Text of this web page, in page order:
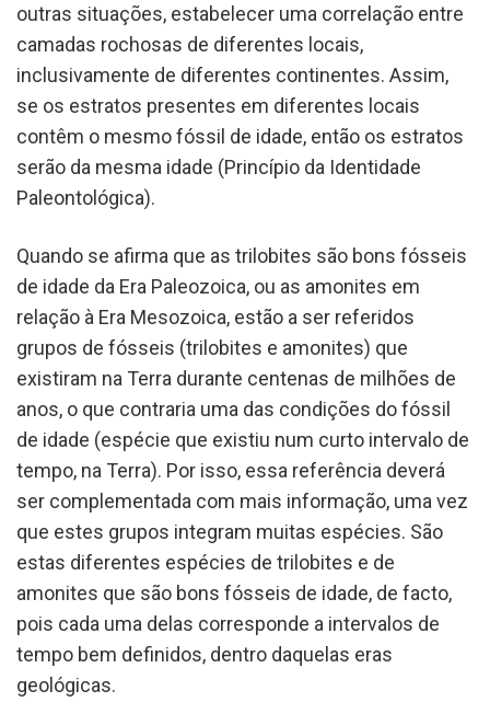
outras situações, estabelecer uma correlação entre
camadas rochosas de diferentes locais,
inclusivamente de diferentes continentes. Assim,
se os estratos presentes em diferentes locais
contêm o mesmo fóssil de idade, então os estratos
serão da mesma idade (Princípio da Identidade
Paleontológica).
Quando se afirma que as trilobites são bons fósseis
de idade da Era Paleozoica, ou as amonites em
relação à Era Mesozoica, estão a ser referidos
grupos de fósseis (trilobites e amonites) que
existiram na Terra durante centenas de milhões de
anos, o que contraria uma das condições do fóssil
de idade (espécie que existiu num curto intervalo de
tempo, na Terra). Por isso, essa referência deverá
ser complementada com mais informação, uma vez
que estes grupos integram muitas espécies. São
estas diferentes espécies de trilobites e de
amonites que são bons fósseis de idade, de facto,
pois cada uma delas corresponde a intervalos de
tempo bem definidos, dentro daquelas eras
geológicas.